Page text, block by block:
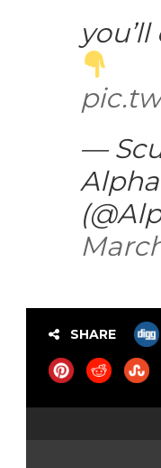
—
SHARE